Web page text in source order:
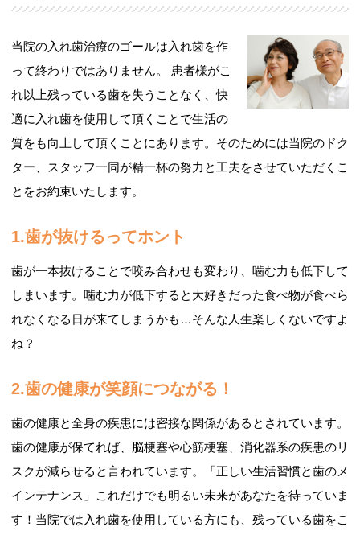
当院の入れ歯治療のゴールは入れ歯を作
って終わりではありません。
患者様がこ
れ以上残っている歯を失うことなく、快
適に入れ歯を使用して頂くことで生活の
質をも向上して頂くことにあります。そのためには当院のドク
ター、スタッフ一同が精一杯の努力と工夫をさせていただくこ
とをお約束いたします。
1.歯が抜けるってホント
歯が一本抜けることで咬み合わせも変わり、噛む力も低下して
しまいます。噛む力が低下すると大好きだった食べ物が食べら
れなくなる日が来てしまうかも…そんな人生楽しくないですよ
ね？
2.歯の健康が笑顔につながる！
歯の健康と全身の疾患には密接な関係があるとされています。
歯の健康が保てれば、脳梗塞や心筋梗塞、消化器系の疾患のリ
スクが減らせると言われています。「正しい生活習慣と歯のメ
インテナンス」これだけでも明るい未来があなたを待っていま
す！当院では入れ歯を使用している方にも、残っている歯をこ